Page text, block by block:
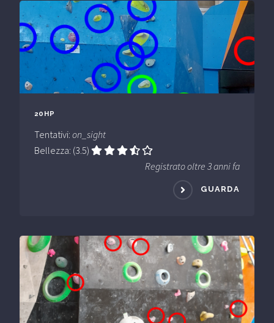
20HP
Tentativi: on_sight
Bellezza: (3.5)
Registrato oltre 3 anni fa
GUARDA